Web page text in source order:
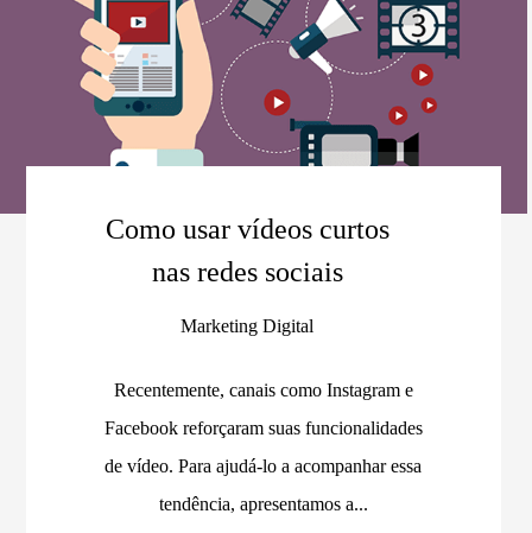
Como usar vídeos curtos
nas redes sociais
Marketing Digital
Recentemente, canais como Instagram e
Facebook reforçaram suas funcionalidades
de vídeo. Para ajudá-lo a acompanhar essa
tendência, apresentamos a...